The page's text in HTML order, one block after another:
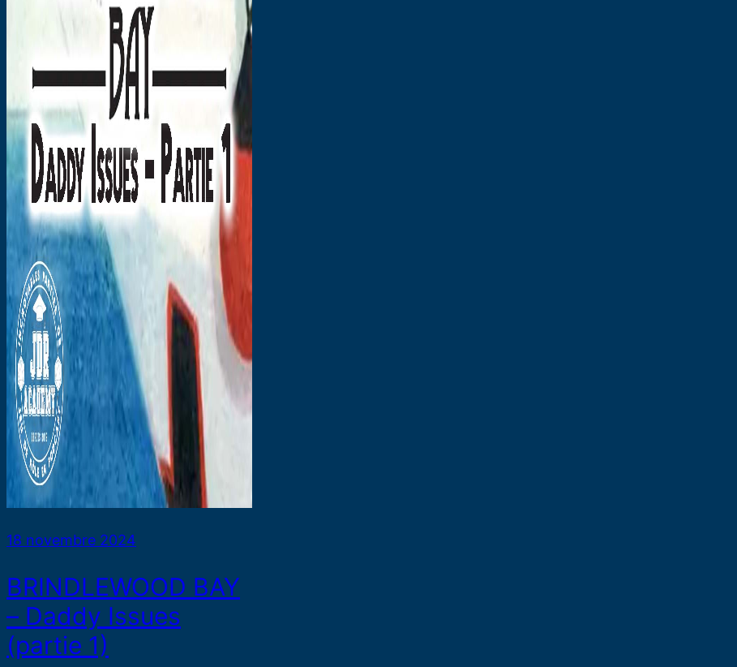
18 novembre 2024
BRINDLEWOOD BAY
– Daddy Issues
(partie 1)